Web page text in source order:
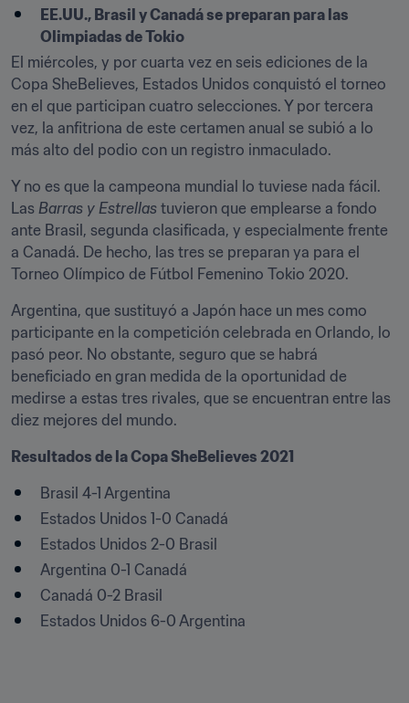
EE.UU., Brasil y Canadá se preparan para las
Olimpiadas de Tokio
El miércoles, y por cuarta vez en seis ediciones de la
Copa SheBelieves, Estados Unidos conquistó el torneo
en el que participan cuatro selecciones. Y por tercera
vez, la anfitriona de este certamen anual se subió a lo
más alto del podio con un registro inmaculado.
Y no es que la campeona mundial lo tuviese nada fácil.
Las Barras y Estrellas tuvieron que emplearse a fondo
ante Brasil, segunda clasificada, y especialmente frente
a Canadá. De hecho, las tres se preparan ya para el
Torneo Olímpico de Fútbol Femenino Tokio 2020.
Argentina, que sustituyó a Japón hace un mes como
participante en la competición celebrada en Orlando, lo
pasó peor. No obstante, seguro que se habrá
beneficiado en gran medida de la oportunidad de
medirse a estas tres rivales, que se encuentran entre las
diez mejores del mundo.
Resultados de la Copa SheBelieves 2021
Brasil 4-1 Argentina
Estados Unidos 1-0 Canadá
Estados Unidos 2-0 Brasil
Argentina 0-1 Canadá
Canadá 0-2 Brasil
Estados Unidos 6-0 Argentina